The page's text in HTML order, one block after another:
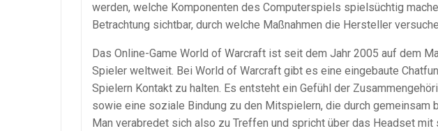
werden, welche Komponenten des Computerspiels spielsüchtig
Betrachtung sichtbar, durch welche Maßnahmen die Hersteller
Das Online-Game World of Warcraft ist seit dem Jahr 2005 auf dem
Spieler weltweit. Bei World of Warcraft gibt es eine eingebaute
Spielern Kontakt zu halten. Es entsteht ein Gefühl der
sowie eine soziale Bindung zu den Mitspielern, die durch
Man verabredet sich also zu Treffen und spricht über das Headset